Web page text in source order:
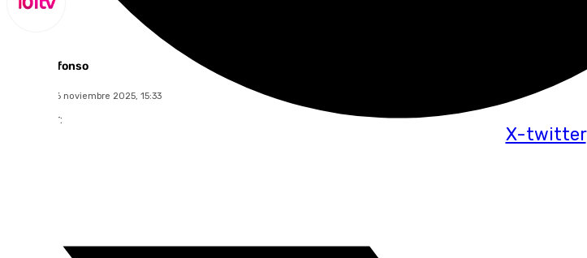
X-twitter
Miguel Alfonso
domingo, 16 noviembre 2025, 15:33
Compartir: